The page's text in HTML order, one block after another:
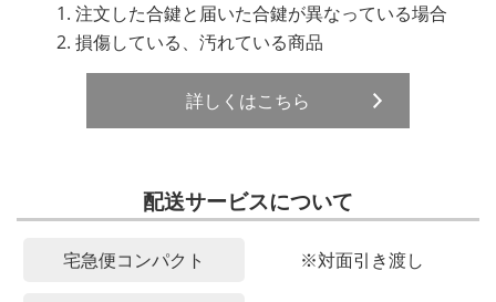
注文した合鍵と届いた合鍵が異なっている場合
損傷している、汚れている商品
詳しくはこちら
配送サービスについて
宅急便コンパクト ※対面引き渡し